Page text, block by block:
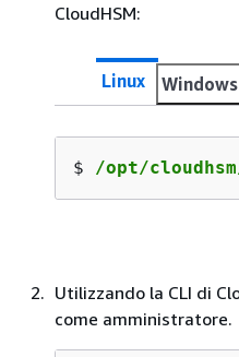
CloudHSM:
Linux Windows
$ /opt/
Utilizzando la CLI di
come amministratore.